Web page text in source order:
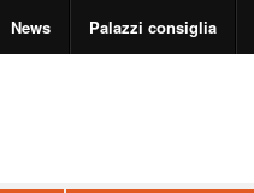
News Palazzi consiglia